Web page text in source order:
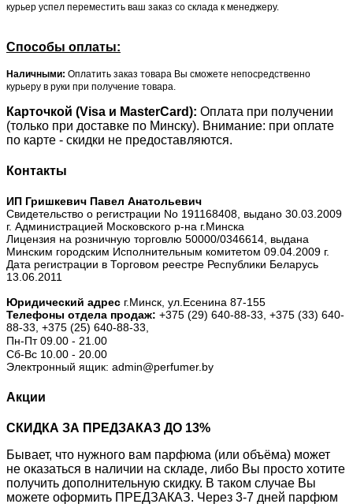
курьер успел переместить ваш заказ со склада к менеджеру.
Способы оплаты:
Наличными: Оплатить заказ товара Вы сможете непосредственно
курьеру в руки при получение товара.
Карточкой (Visa и MasterCard): Оплата при получении
(только при доставке по Минску). Внимание: при оплате
по карте - скидки не предоставляются.
Контакты
ИП Гришкевич Павел Анатольевич
Свидетельство о регистрации No 191168408, выдано 30.03.2009
г. Администрацией Московского р-на г.Минска
Лицензия на розничную торговлю 50000/0346614, выдана
Минским городским Исполнительным комитетом 09.04.2009 г.
Дата регистрации в Торговом реестре Республики Беларусь
13.06.2011
Юридический адрес г.Минск, ул.Есенина 87-155
Телефоны отдела продаж: +375 (29) 640-88-33, +375 (33) 640-
88-33, +375 (25) 640-88-33,
Пн-Пт 09.00 - 21.00
Сб-Вс 10.00 - 20.00
Электронный ящик: admin@perfumer.by
Акции
СКИДКА ЗА ПРЕДЗАКАЗ ДО 13%
Бывает, что нужного вам парфюма (или объёма) может
не оказаться в наличии на складе, либо Вы просто хотите
получить дополнительную скидку. В таком случае Вы
можете оформить ПРЕДЗАКАЗ. Через 3-7 дней парфюм